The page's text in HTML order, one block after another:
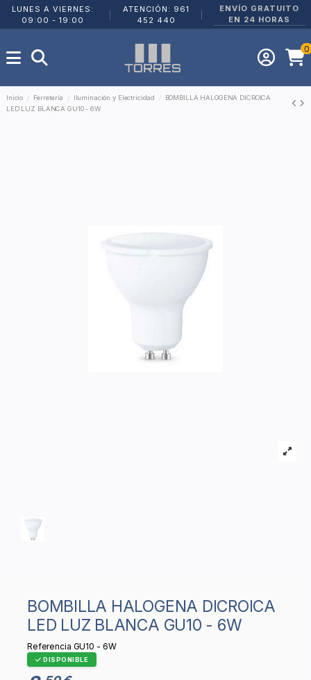
LUNES A VIERNES:
09:00 - 19:00
ATENCIÓN: 961
452 440
ENVÍO GRATUITO
EN 24 HORAS
0
Inicio Ferretería Iluminación y Electricidad
BOMBILLA HALOGENA DICROICA
LED LUZ BLANCA GU10 - 6W
BOMBILLA HALOGENA DICROICA
LED LUZ BLANCA GU10 - 6W
Referencia GU10 - 6W
DISPONIBLE